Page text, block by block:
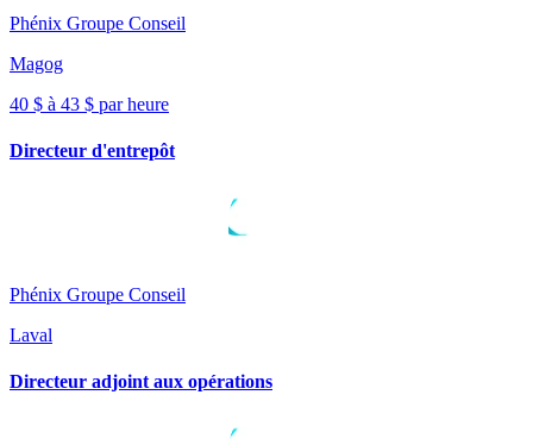
Phénix Groupe Conseil
Magog
40 $ à 43 $ par heure
Directeur d'entrepôt
Phénix Groupe Conseil
Laval
Directeur adjoint aux opérations